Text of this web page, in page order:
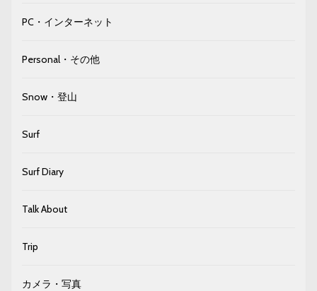
PC・インターネット
Personal・その他
Snow・登山
Surf
Surf Diary
Talk About
Trip
カメラ・写真